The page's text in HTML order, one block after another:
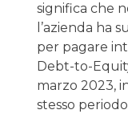
significa che
l’azienda ha
per pagare
Debt-to-
marzo 2023,
stesso